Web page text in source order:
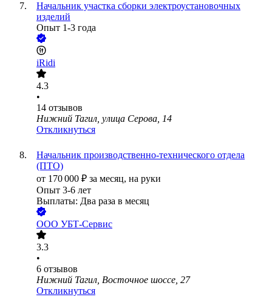
Начальник участка сборки электроустановочных
изделий
Опыт 1-3 года
iRidi
4.3
•
14 отзывов
Нижний Тагил, улица Серова, 14
Откликнуться
Начальник производственно-технического отдела
(ПТО)
от 170 000 ₽ за месяц, на руки
Опыт 3-6 лет
Выплаты: Два раза в месяц
ООО УБТ-Сервис
3.3
•
6 отзывов
Нижний Тагил, Восточное шоссе, 27
Откликнуться